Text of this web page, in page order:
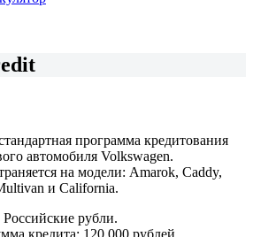
программа кредитования
автомобиля Volkswagen.
на модели: Amarok, Caddy,
и California.
рубли.
кредита: 120 000 рублей.